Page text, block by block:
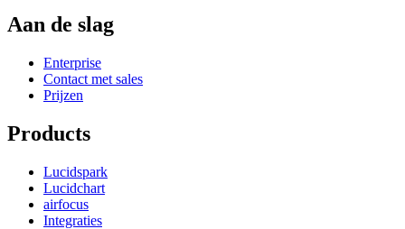
Aan de slag
Enterprise
Contact met sales
Prijzen
Products
Lucidspark
Lucidchart
airfocus
Integraties